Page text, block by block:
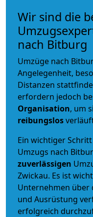
Wir sind die
nach Bitburg
Umzüge nach
Angelegenheit,
Distanzen
erfordern jedoch
Organisation, um
reibungslos
Ein wichtiger
Umzugs nach
zuverlässigen
Zwickau. Es ist
Unternehmen über
und Ausrüstung
erfolgreich